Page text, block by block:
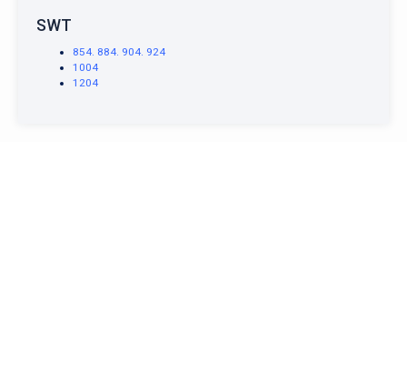
SWT
854. 884. 904. 924
1004
1204